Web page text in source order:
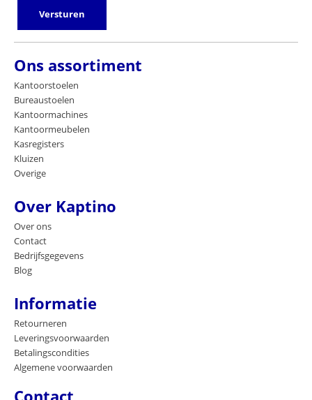
Versturen
Ons assortiment
Kantoorstoelen
Bureaustoelen
Kantoormachines
Kantoormeubelen
Kasregisters
Kluizen
Overige
Over Kaptino
Over ons
Contact
Bedrijfsgegevens
Blog
Informatie
Retourneren
Leveringsvoorwaarden
Betalingscondities
Algemene voorwaarden